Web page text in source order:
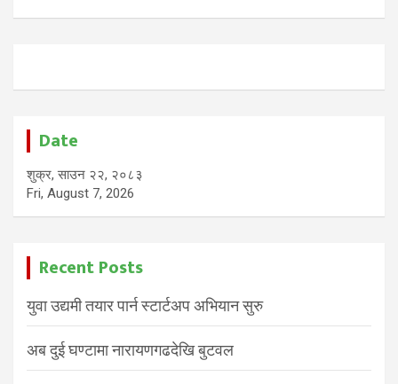
Date
शुक्र, साउन २२, २०८३
Fri, August 7, 2026
Recent Posts
युवा उद्यमी तयार पार्न स्टार्टअप अभियान सुरु
अब दुई घण्टामा नारायणगढदेखि बुटवल